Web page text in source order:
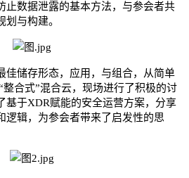
止数据泄露的基本方法，与参会者共
划与构建。
佳储存形态，应用，与组合，从简单
合式”混合云，现场进行了积极的讨
基于XDR赋能的安全运营方案，分享
逻辑，为参会者带来了启发性的思